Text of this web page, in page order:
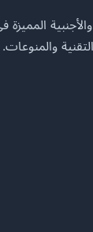
المميزة
والمنوعات.